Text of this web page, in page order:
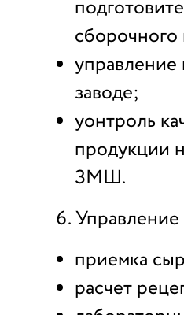
сборочного
управление
заводе;
уонтроль
продукции
ЗМШ.
приемка
расчет